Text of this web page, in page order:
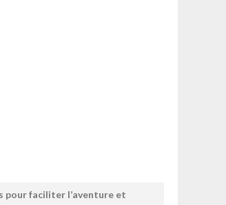
pour faciliter l’aventure et